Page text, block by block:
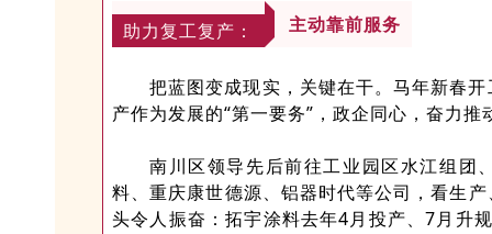
助力复工复产： 主动靠前服务
把蓝图变成现实，关键在干。马年新春
产作为发展的“第一要务”，政企同心，奋力推
南川区领导先后前往工业园区水江组团
料、重庆康世德源、铝器时代等公司，看生
头令人振奋：拓宇涂料去年4月投产、7月升